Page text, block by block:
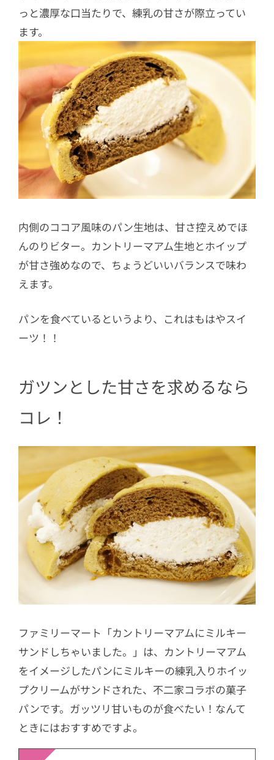
っと濃厚な口当たりで、練乳の甘さが際立ってい
ます。
内側のココア風味のパン生地は、甘さ控えめでほ
んのりビター。カントリーマアム生地とホイップ
が甘さ強めなので、ちょうどいいバランスで味わ
えます。
パンを食べているというより、これはもはやスイ
ーツ！！
ガツンとした甘さを求めるなら
コレ！
ファミリーマート「カントリーマアムにミルキー
サンドしちゃいました。」は、カントリーマアム
をイメージしたパンにミルキーの練乳入りホイッ
プクリームがサンドされた、不二家コラボの菓子
パンです。ガッツリ甘いものが食べたい！なんて
ときにはおすすめですよ。